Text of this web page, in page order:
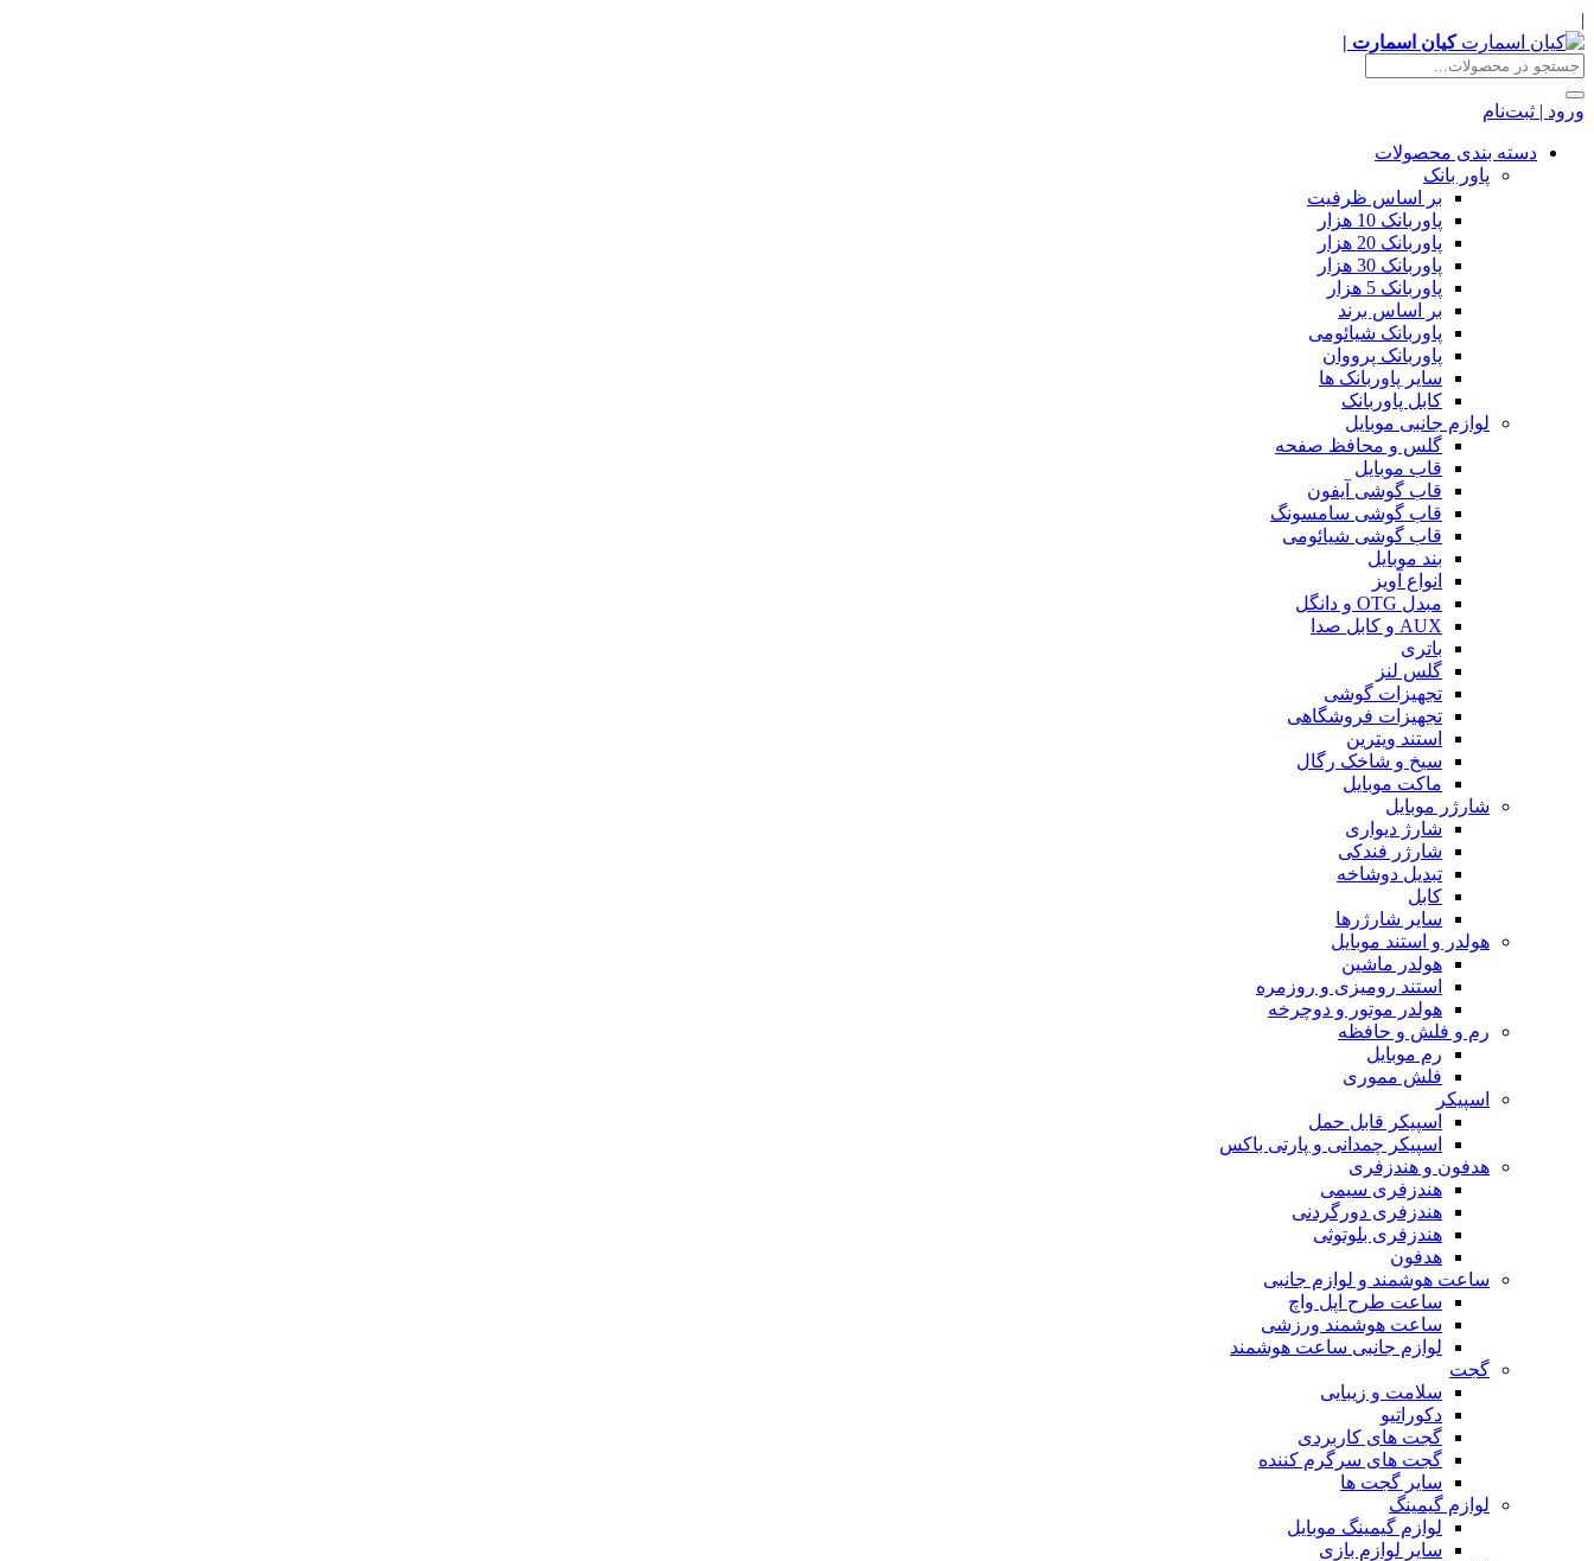
|
کیان اسمارت |
ورود | ثبت‌نام
دسته بندی محصولات
پاور بانک
بر اساس ظرفیت
پاوربانک 10 هزار
پاوربانک 20 هزار
پاوربانک 30 هزار
پاوربانک 5 هزار
بر اساس برند
پاوربانک شیائومی
پاوربانک پرووان
سایر پاوربانک ها
کابل پاوربانک
لوازم جانبی موبایل
گلس و محافظ صفحه
قاب موبایل
قاب گوشی آیفون
قاب گوشی سامسونگ
قاب گوشی شیائومی
بند موبایل
انواع آویز
مبدل OTG و دانگل
AUX و کابل صدا
باتری
گلس لنز
تجهیزات گوشی
تجهیزات فروشگاهی
استند ویترین
سیخ و شاخک رگال
ماکت موبایل
شارژر موبایل
شارژ دیواری
شارژر فندکی
تبدیل دوشاخه
کابل
سایر شارژرها
هولدر و استند موبایل
هولدر ماشین
استند رومیزی و روزمره
هولدر موتور و دوچرخه
رم و فلش و حافظه
رم موبایل
فلش مموری
اسپیکر
اسپیکر قابل حمل
اسپیکر چمدانی و پارتی باکس
هدفون و هندزفری
هندزفری سیمی
هندزفری دورگردنی
هندزفری بلوتوثی
هدفون
ساعت هوشمند و لوازم جانبی
ساعت طرح اپل واچ
ساعت هوشمند ورزشی
لوازم جانبی ساعت هوشمند
گجت
سلامت و زیبایی
دکوراتیو
گجت های کاربردی
گجت های سرگرم کننده
سایر گجت ها
لوازم گیمینگ
لوازم گیمینگ موبایل
سایر لوازم بازی